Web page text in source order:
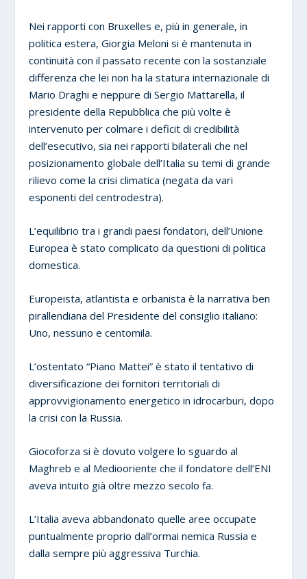
Nei rapporti con Bruxelles e, più in generale, in
politica estera, Giorgia Meloni si è mantenuta in
continuità con il passato recente con la sostanziale
differenza che lei non ha la statura internazionale di
Mario Draghi e neppure di Sergio Mattarella, il
presidente della Repubblica che più volte è
intervenuto per colmare i deficit di credibilità
dell’esecutivo, sia nei rapporti bilaterali che nel
posizionamento globale dell’Italia su temi di grande
rilievo come la crisi climatica (negata da vari
esponenti del centrodestra).
L’equilibrio tra i grandi paesi fondatori, dell’Unione
Europea è stato complicato da questioni di politica
domestica.
Europeista, atlantista e orbanista è la narrativa ben
pirallendiana del Presidente del consiglio italiano:
Uno, nessuno e centomila.
L’ostentato “Piano Mattei” è stato il tentativo di
diversificazione dei fornitori territoriali di
approvvigionamento energetico in idrocarburi, dopo
la crisi con la Russia.
Giocoforza si è dovuto volgere lo sguardo al
Maghreb e al Mediooriente che il fondatore dell’ENI
aveva intuito già oltre mezzo secolo fa.
L’Italia aveva abbandonato quelle aree occupate
puntualmente proprio dall’ormai nemica Russia e
dalla sempre più aggressiva Turchia.